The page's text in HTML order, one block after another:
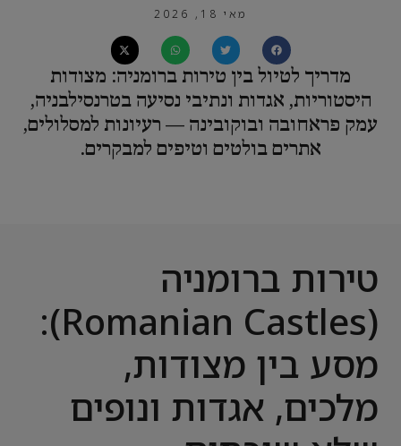
מאי 18, 2026
מדריך לטיול בין טירות ברומניה: מצודות
היסטוריות, אגדות ונתיבי נסיעה בטרנסילבניה,
עמק פראחובה ובוקובינה — רעיונות למסלולים,
אתרים בולטים וטיפים למבקרים.
טירות ברומניה
(Romanian Castles):
מסע בין מצודות,
מלכים, אגדות ונופים